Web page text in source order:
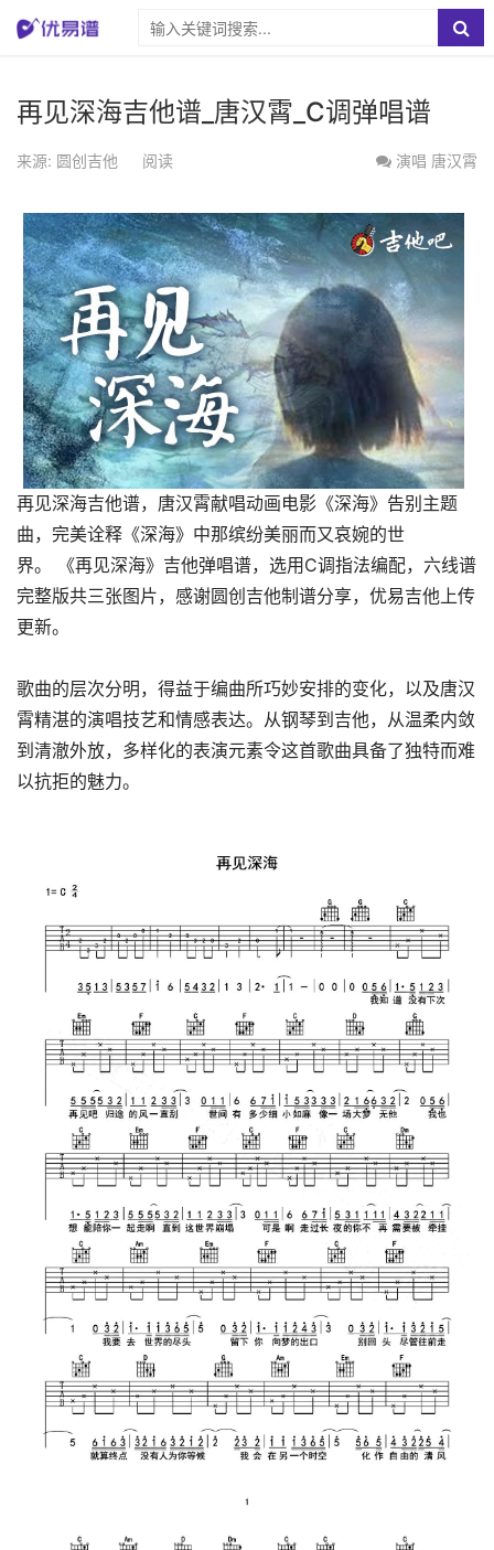
再见深海吉他谱_唐汉霄_C调弹唱谱
来源: 圆创吉他 阅读 演唱 唐汉霄
再见深海吉他谱，唐汉霄献唱动画电影《深海》告别主题
曲，完美诠释《深海》中那缤纷美丽而又哀婉的世
界。 《再见深海》吉他弹唱谱，选用C调指法编配，六线谱
完整版共三张图片，感谢圆创吉他制谱分享，优易吉他上传
更新。
歌曲的层次分明，得益于编曲所巧妙安排的变化，以及唐汉
霄精湛的演唱技艺和情感表达。从钢琴到吉他，从温柔内敛
到清澈外放，多样化的表演元素令这首歌曲具备了独特而难
以抗拒的魅力。